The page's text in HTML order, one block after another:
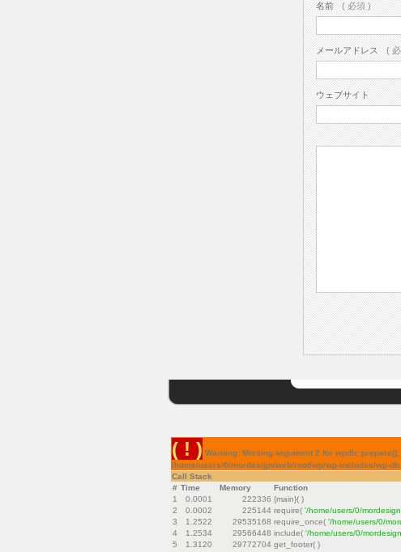
名前 ( 必須 )
メールアドレス (
ウェブサイト
( ! ) Warning: Missing argument 2 for
/home/users/0/mordesign/web/root/wp/wp-includes/wp-
Call Stack
# Time Memory Function
1
0.0001 222336 {main}( )
2
0.0002 225144 require( '/home/users/0/
3
1.2522 29535168 require_once( '/home/users/0/
4
1.2534 29566448 include( '/home/users/0/
5
1.3120 29772704 get_footer( )